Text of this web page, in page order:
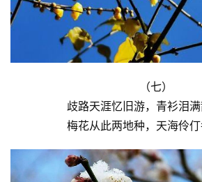
（七）
歧路天涯忆旧游，青衫泪满
梅花从此两地种，天海伶仃